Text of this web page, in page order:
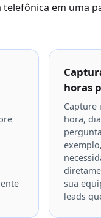
em uma
horas
Capture
hora,
sua
leads